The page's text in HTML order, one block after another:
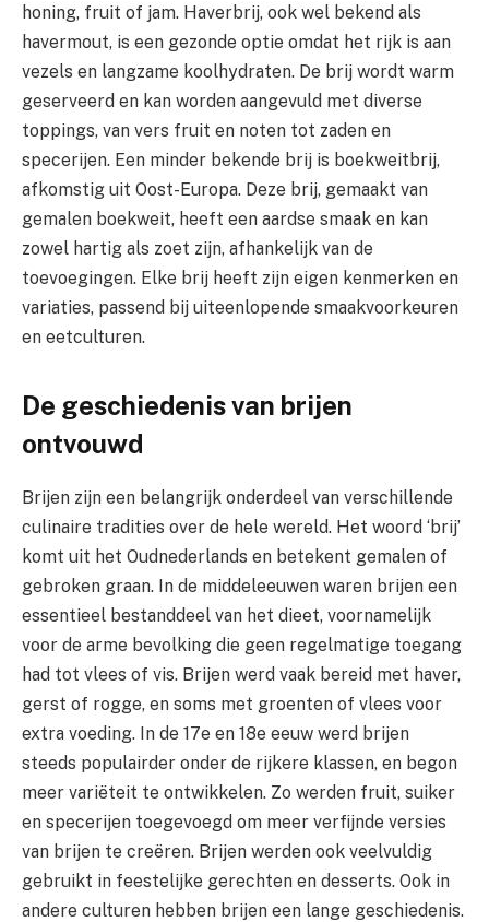
honing, fruit of jam. Haverbrij, ook wel bekend als
havermout, is een gezonde optie omdat het rijk is aan
vezels en langzame koolhydraten. De brij wordt warm
geserveerd en kan worden aangevuld met diverse
toppings, van vers fruit en noten tot zaden en
specerijen. Een minder bekende brij is boekweitbrij,
afkomstig uit Oost-Europa. Deze brij, gemaakt van
gemalen boekweit, heeft een aardse smaak en kan
zowel hartig als zoet zijn, afhankelijk van de
toevoegingen. Elke brij heeft zijn eigen kenmerken en
variaties, passend bij uiteenlopende smaakvoorkeuren
en eetculturen.
De geschiedenis van brijen
ontvouwd
Brijen zijn een belangrijk onderdeel van verschillende
culinaire tradities over de hele wereld. Het woord ‘brij’
komt uit het Oudnederlands en betekent gemalen of
gebroken graan. In de middeleeuwen waren brijen een
essentieel bestanddeel van het dieet, voornamelijk
voor de arme bevolking die geen regelmatige toegang
had tot vlees of vis. Brijen werd vaak bereid met haver,
gerst of rogge, en soms met groenten of vlees voor
extra voeding. In de 17e en 18e eeuw werd brijen
steeds populairder onder de rijkere klassen, en begon
meer variëteit te ontwikkelen. Zo werden fruit, suiker
en specerijen toegevoegd om meer verfijnde versies
van brijen te creëren. Brijen werden ook veelvuldig
gebruikt in feestelijke gerechten en desserts. Ook in
andere culturen hebben brijen een lange geschiedenis.